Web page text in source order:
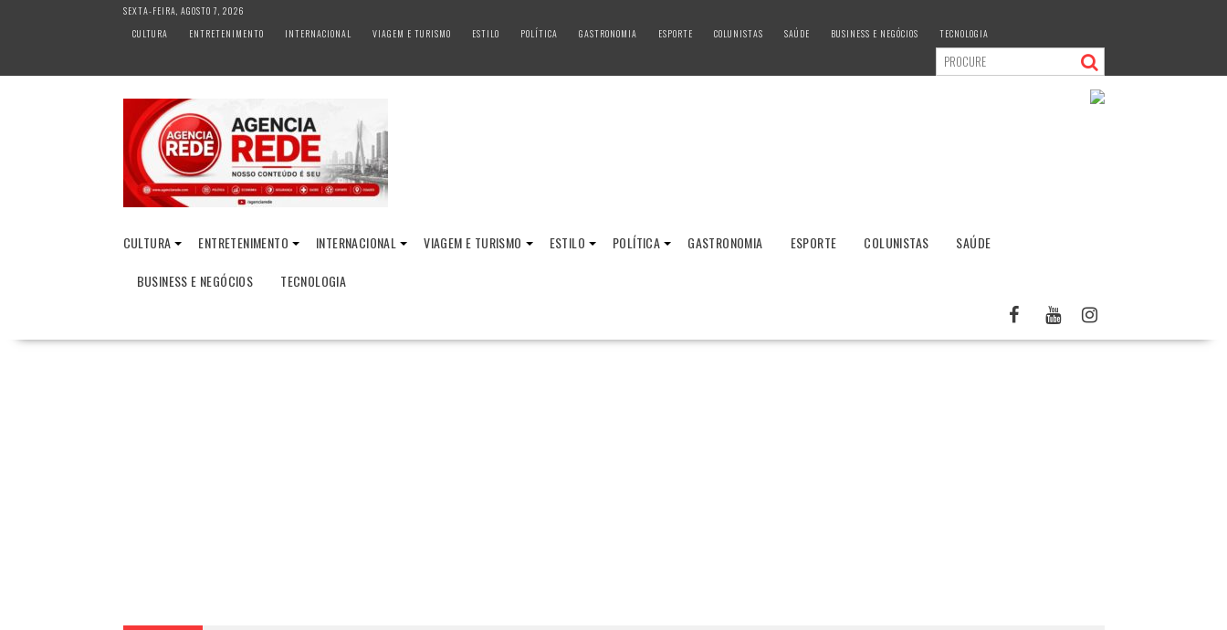
SEXTA-FEIRA, AGOSTO 7, 2026
CULTURA
ENTRETENIMENTO INTERNACIONAL VIAGEM E TURISMO ESTILO POLÍTICA GASTRONOMIA ESPORTE COLUNISTAS SAÚDE BUSINESS E NEGÓCIOS TECNOLOGIA
CULTURA ENTRETENIMENTO INTERNACIONAL VIAGEM E TURISMO ESTILO POLÍTICA GASTRONOMIA ESPORTE COLUNISTAS
SAÚDE
BUSINESS E NEGÓCIOS
TECNOLOGIA